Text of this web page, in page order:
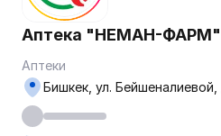
​Аптека "НЕМАН-
Аптеки
Бишкек, ул. ​Бейшеналиевой,